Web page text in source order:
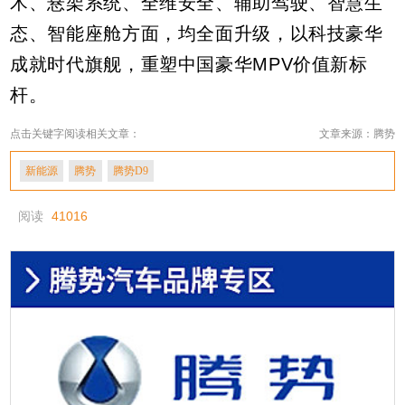
态、智能座舱方面，均全面升级，以科技豪华
成就时代旗舰，重塑中国豪华MPV价值新标
杆。
点击关键字阅读相关文章： 文章来源：腾势
新能源 腾势 腾势D9
阅读 41016